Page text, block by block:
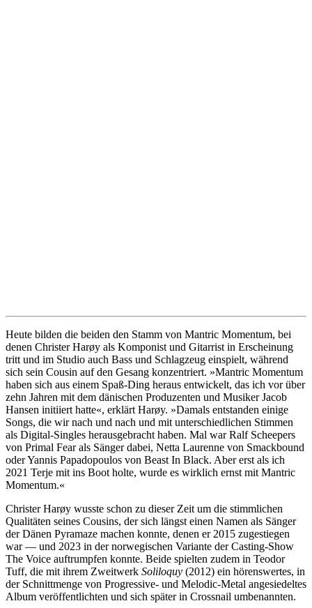
Heute bilden die beiden den Stamm von Mantric Momentum, bei
denen Christer Harøy als Komponist und Gitarrist in Erscheinung
tritt und im Studio auch Bass und Schlagzeug einspielt, während
sich sein Cousin auf den Gesang konzentriert. »Mantric Momentum
haben sich aus einem Spaß-Ding heraus entwickelt, das ich vor über
zehn Jahren mit dem dänischen Produzenten und Musiker Jacob
Hansen initiiert hatte«, erklärt Harøy. »Damals entstanden einige
Songs, die wir nach und nach und mit unterschiedlichen Stimmen
als Digital-Singles herausgebracht haben. Mal war Ralf Scheepers
von Primal Fear als Sänger dabei, Netta Laurenne von Smackbound
oder Yannis Papadopoulos von Beast In Black. Aber erst als ich
2021 Terje mit ins Boot holte, wurde es wirklich ernst mit Mantric
Momentum.«
Christer Harøy wusste schon zu dieser Zeit um die stimmlichen
Qualitäten seines Cousins, der sich längst einen Namen als Sänger
der Dänen Pyramaze machen konnte, denen er 2015 zugestiegen
war — und 2023 in der norwegischen Variante der Casting-Show
The Voice auftrumpfen konnte. Beide spielten zudem in Teodor
Tuff, die mit ihrem Zweitwerk Soliloquy (2012) ein hörenswertes, in
der Schnittmenge von Progressive- und Melodic-Metal angesiedeltes
Album veröffentlichten und sich später in Crossnail umbenannten.